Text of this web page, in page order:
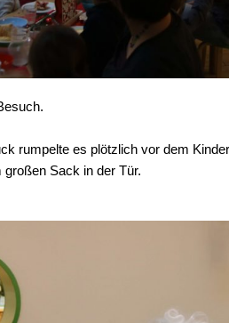
rumpelte es plötzlich vor dem
Sack in der Tür.